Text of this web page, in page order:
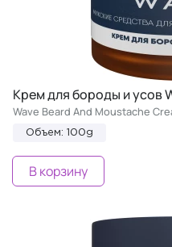
Крем для бороды и усов
Wave Beard And Moustache
Объем: 100g
В корзину